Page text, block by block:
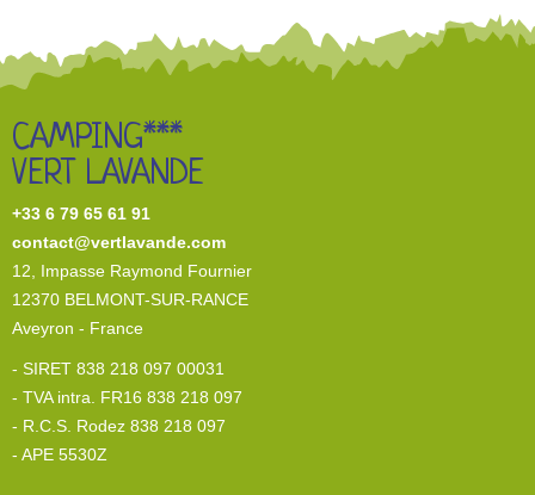
CAMPING***
VERT LAVANDE
+33 6 79 65 61 91
contact@vertlavande.com
12, Impasse Raymond Fournier
12370 BELMONT-SUR-RANCE
Aveyron - France
- SIRET 838 218 097 00031
- TVA intra. FR16 838 218 097
- R.C.S. Rodez 838 218 097
- APE 5530Z